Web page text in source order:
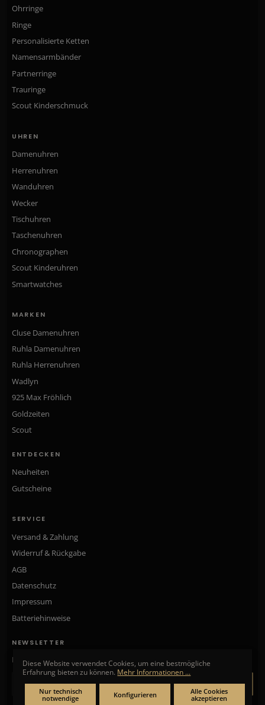
Ohrringe
Ringe
Personalisierte Ketten
Namensarmbänder
Partnerringe
Trauringe
Scout Kinderschmuck
UHREN
Damenuhren
Herrenuhren
Wanduhren
Wecker
Tischuhren
Taschenuhren
Chronographen
Scout Kinderuhren
Smartwatches
MARKEN
Cluse Damenuhren
Ruhla Damenuhren
Ruhla Herrenuhren
Wadlyn
925 Max Fröhlich
Goldzeiten
Scout
ENTDECKEN
Neuheiten
Gutscheine
SERVICE
Versand & Zahlung
Widerruf & Rückgabe
AGB
Datenschutz
Impressum
Batteriehinweise
NEWSLETTER
Neue Kollektionen, exklusive Angebote & Aktionen direkt in Ihr Postfach.
ANMELDEN
Diese Website verwendet Cookies, um eine bestmögliche
Erfahrung bieten zu können. Mehr Informationen ...
Nur technisch
notwendige
Konfigurieren
Alle Cookies
akzeptieren